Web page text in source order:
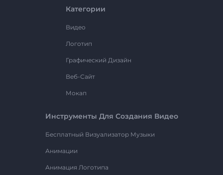
Категории
Видео
Логотип
Графический Дизайн
Веб-Сайт
Мокап
Инструменты Для Создания Видео
Бесплатный Визуализатор Музыки
Анимации
Анимация Логотипа